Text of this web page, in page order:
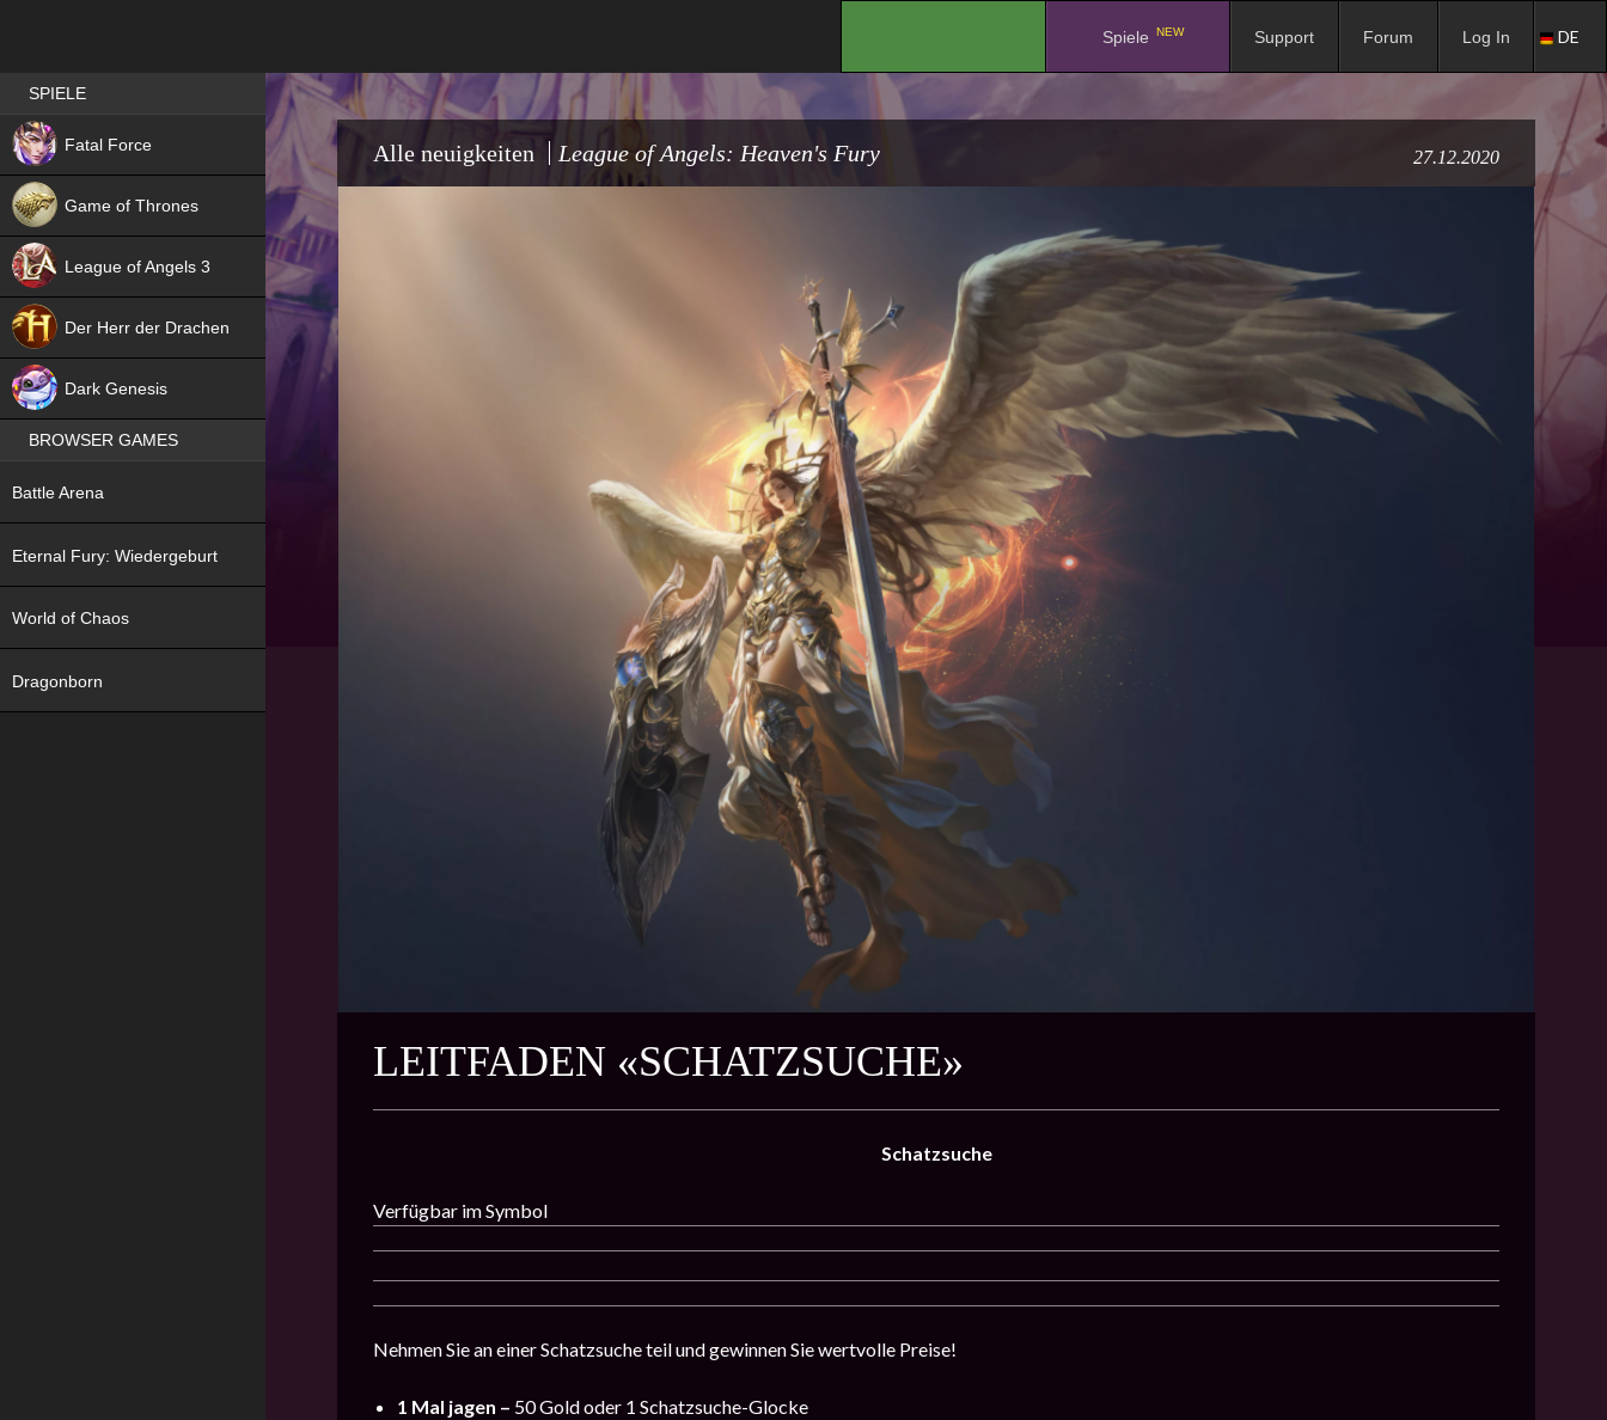
Spiele NEW Support Forum Log In DE
Alle neuigkeiten League of Angels: Heaven's Fury 27.12.2020
LEITFADEN «SCHATZSUCHE»
Schatzsuche
Verfügbar im Symbol
Nehmen Sie an einer Schatzsuche teil und gewinnen Sie wertvolle Preise!
1 Mal jagen – 50 Gold oder 1 Schatzsuche-Glocke
Best RPG games in Germany
SPIELE
Fatal Force
Game of Thrones
League of Angels 3
Der Herr der Drachen
Dark Genesis
BROWSER GAMES
Battle Arena
Eternal Fury: Wiedergeburt
World of Chaos
Dragonborn